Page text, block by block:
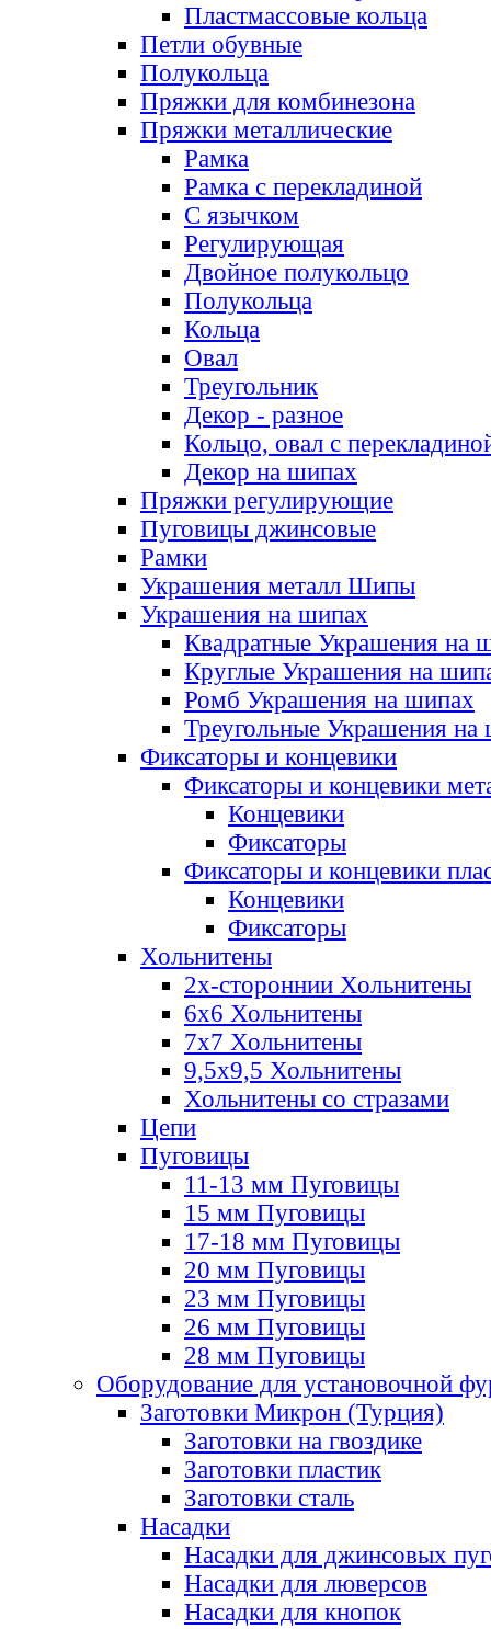
Пластмассовые кольца
Петли обувные
Полукольца
Пряжки для комбинезона
Пряжки металлические
Рамка
Рамка с перекладиной
С язычком
Регулирующая
Двойное полукольцо
Полукольца
Кольца
Овал
Треугольник
Декор - разное
Кольцо, овал с
Декор на шипах
Пряжки регулирующие
Пуговицы джинсовые
Рамки
Украшения металл Шипы
Украшения на шипах
Квадратные Украшения на
Круглые Украшения на
Ромб Украшения на шипах
Треугольные Украшения на
Фиксаторы и концевики
Фиксаторы и концевики
Концевики
Фиксаторы
Фиксаторы и концевики
Концевики
Фиксаторы
Хольнитены
2х-стороннии Хольнитены
6х6 Хольнитены
7х7 Хольнитены
9,5х9,5 Хольнитены
Хольнитены со стразами
Цепи
Пуговицы
11-13 мм Пуговицы
15 мм Пуговицы
17-18 мм Пуговицы
20 мм Пуговицы
23 мм Пуговицы
26 мм Пуговицы
28 мм Пуговицы
Оборудование для установочной
Заготовки Микрон (Турция)
Заготовки на гвоздике
Заготовки пластик
Заготовки сталь
Насадки
Насадки для джинсовых
Насадки для люверсов
Насадки для кнопок